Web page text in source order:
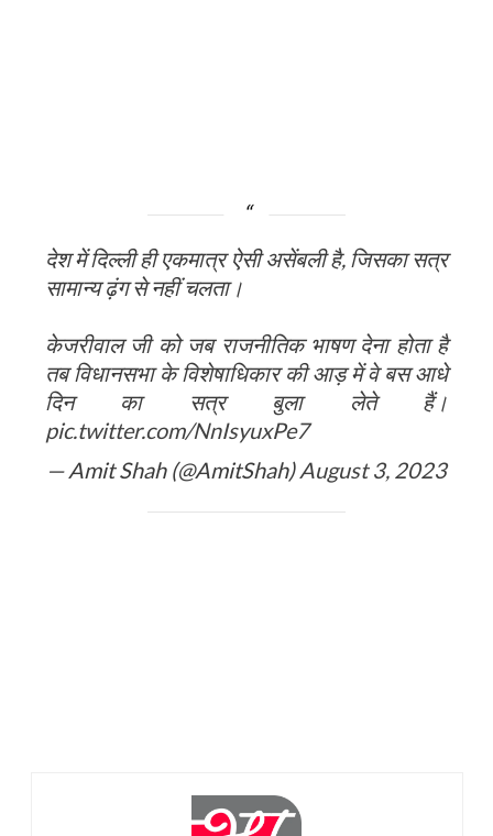
देश में दिल्ली ही एकमात्र ऐसी असेंबली है, जिसका सत्र
सामान्य ढ़ंग से नहीं चलता।
केजरीवाल जी को जब राजनीतिक भाषण देना होता है
तब विधानसभा के विशेषाधिकार की आड़ में वे बस आधे
दिन का सत्र बुला लेते हैं।
pic.twitter.com/NnIsyuxPe7
— Amit Shah (@AmitShah)August 3, 2023